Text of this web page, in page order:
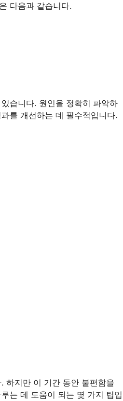
다음과 같습니다.
습니다. 원인을 정확히 파악하
를 개선하는 데 필수적입니다.
하지만 이 기간 동안 불편함을
는 데 도움이 되는 몇 가지 팁입